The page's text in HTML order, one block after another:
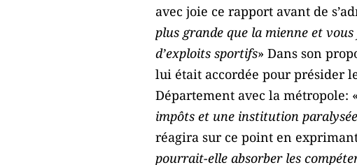
avec joie ce rapport avant de
plus grande que la mienne et
d’exploits sportifs» Dans son
lui était accordée pour présider
Département avec la métropole: «
impôts et une institution
réagira sur ce point en
pourrait-elle absorber les